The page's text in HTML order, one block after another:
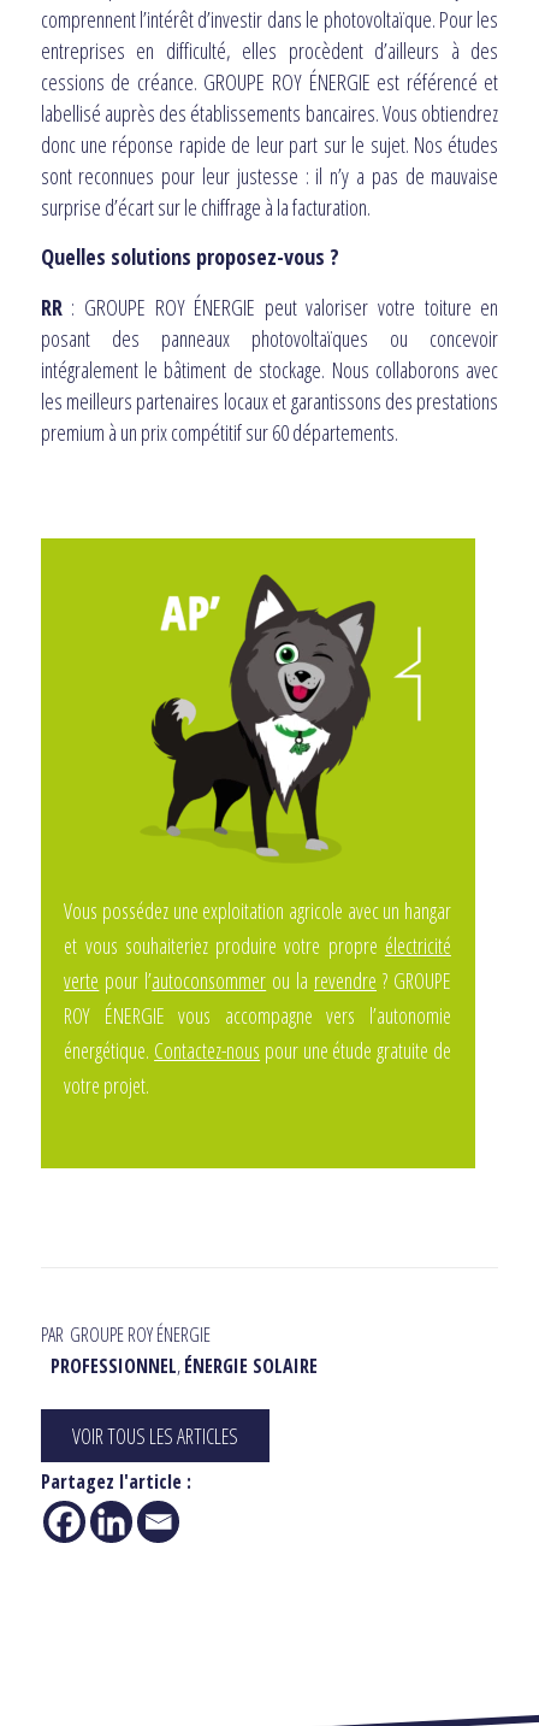
comprennent l’intérêt d’investir dans le photovoltaïque. Pour les
entreprises en difficulté, elles procèdent d’ailleurs à des
cessions de créance. GROUPE ROY ÉNERGIE est référencé et
labellisé auprès des établissements bancaires. Vous obtiendrez
donc une réponse rapide de leur part sur le sujet. Nos études
sont reconnues pour leur justesse : il n’y a pas de mauvaise
surprise d’écart sur le chiffrage à la facturation.
Quelles solutions proposez-vous ?
RR: GROUPE ROY ÉNERGIE peut valoriser votre toiture en
posant des panneaux photovoltaïques ou concevoir
intégralement le bâtiment de stockage. Nous collaborons avec
les meilleurs partenaires locaux et garantissons des prestations
premium à un prix compétitif sur 60 départements.
Vous possédez une exploitation agricole avec un hangar
et vous souhaiteriez produire votre propre électricité
verte pour l’autoconsommer ou la revendre ? GROUPE
ROY ÉNERGIE vous accompagne vers l’autonomie
énergétique. Contactez-nous pour une étude gratuite de
votre projet.
PAR GROUPE ROY ÉNERGIE
PROFESSIONNEL,ÉNERGIE SOLAIRE
VOIR TOUS LES ARTICLES
Partagez l'article :